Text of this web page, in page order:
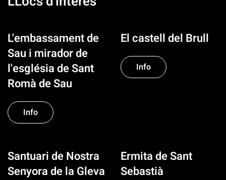
L'embassament de
Sau i mirador de
l'església de Sant
Romà de Sau
Info
El castell del Brull
Info
Santuari de Nostra
Senyora de la Gleva
Ermita de Sant
Sebastià